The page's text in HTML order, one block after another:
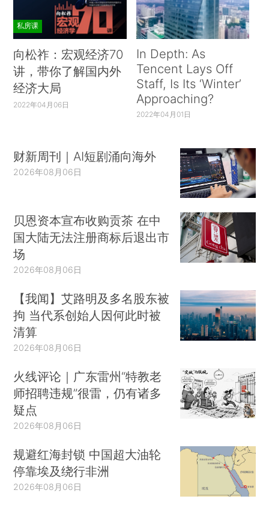
私房课
向松祚：宏观经济70
讲，带你了解国内外
经济大局
2022年04月06日
In Depth: As
Tencent Lays Off
Staff, Is Its ‘Winter’
Approaching?
2022年04月01日
财新周刊｜AI短剧涌向海外
2026年08月06日
贝恩资本宣布收购贡茶 在中
国大陆无法注册商标后退出市
场
2026年08月06日
【我闻】艾路明及多名股东被
拘 当代系创始人因何此时被
清算
2026年08月06日
火线评论｜广东雷州“特教老
师招聘违规”很雷，仍有诸多
疑点
2026年08月06日
规避红海封锁 中国超大油轮
停靠埃及绕行非洲
2026年08月06日